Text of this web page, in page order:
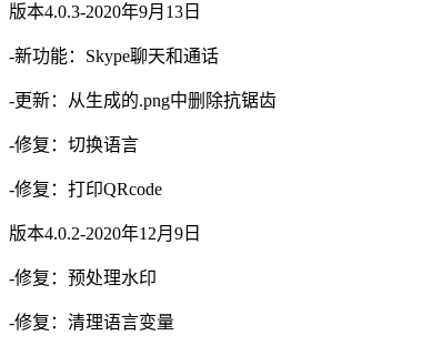
版本4.0.3-2020年9月13日
-新功能：Skype聊天和通话
-更新：从生成的.png中删除抗锯齿
-修复：切换语言
-修复：打印QRcode
版本4.0.2-2020年12月9日
-修复：预处理水印
-修复：清理语言变量